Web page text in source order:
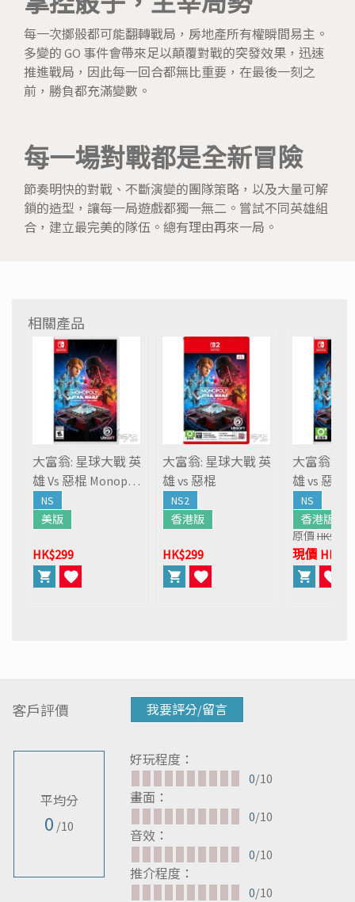
每一次擲骰都可能翻轉戰局，房地產所有權瞬間易主。
多變的 GO 事件會帶來足以顛覆對戰的突發效果，迅速
推進戰局，因此每一回合都無比重要，在最後一刻之
前，勝負都充滿變數。
每一場對戰都是全新冒險
節奏明快的對戰、不斷演變的團隊策略，以及大量可解
鎖的造型，讓每一局遊戲都獨一無二。嘗試不同英雄組
合，建立最完美的隊伍。總有理由再來一局。
相關產品
大富翁: 星球大戰 英
雄 Vs 惡棍 Monopoly:
Star Wars Heroes vs.
Villains
NS
美版
HK$299
大富翁: 星球大戰 英
雄 vs 惡棍
NS2
香港版
HK$299
大富翁: 星
雄 vs 惡棍
NS
香港版
原價 HK$299
現價
客戶評價
平均分
0 /10
我要評分/留言
好玩程度：
0/10
畫面：
0/10
音效：
0/10
推介程度：
0/10